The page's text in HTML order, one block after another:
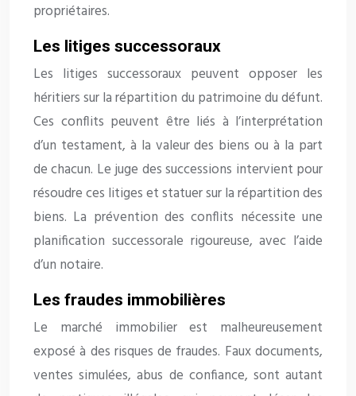
propriétaires.
Les litiges successoraux
Les litiges successoraux peuvent opposer les
héritiers sur la répartition du patrimoine du défunt.
Ces conflits peuvent être liés à l’interprétation
d’un testament, à la valeur des biens ou à la part
de chacun. Le juge des successions intervient pour
résoudre ces litiges et statuer sur la répartition des
biens. La prévention des conflits nécessite une
planification successorale rigoureuse, avec l’aide
d’un notaire.
Les fraudes immobilières
Le marché immobilier est malheureusement
exposé à des risques de fraudes. Faux documents,
ventes simulées, abus de confiance, sont autant